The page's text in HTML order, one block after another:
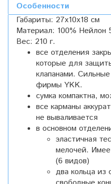
Особенности
Габариты: 27х10х18 см
Материал: 100% Нейлон
Вес: 210 г.
все отделения
которые для
клапанами.
фирмы YKK.
сумка компактна,
все карманы
не вываливается
в основном
эластичная
мелочей.
(6 видов)
два кольца из